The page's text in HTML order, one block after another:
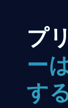
Division Boost
プ
ー
す